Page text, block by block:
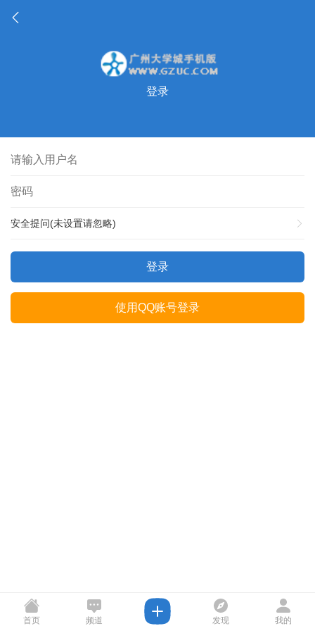
登录
安全提问(未设置请忽略)
登录
使用QQ账号登录
首页 频道 发现 我的